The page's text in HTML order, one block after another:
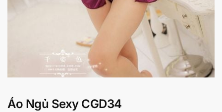
Áo Ngủ Sexy CGD34